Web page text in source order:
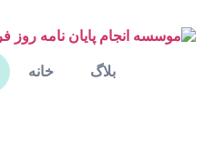
خانه بلاگ